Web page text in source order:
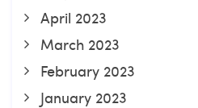
April 2023
March 2023
February 2023
January 2023